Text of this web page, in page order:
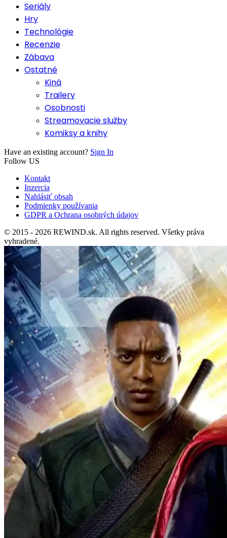
Seriály
Hry
Technológie
Recenzie
Zábava
Ostatné
Kiná
Trailery
Osobnosti
Streamovacie služby
Komiksy a knihy
Have an existing account? Sign In
Follow US
Kontakt
Inzercia
Nahlásiť obsah
Podmienky používania
GDPR a Ochrana osobných údajov
© 2015 - 2026 REWIND.sk. All rights reserved. Všetky práva
vyhradené.